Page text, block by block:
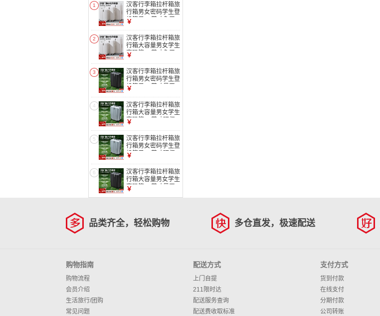
1
汉客行李箱拉杆箱旅
行箱男女密码学生登
机箱子20英寸象牙
￥
2
汉客行李箱拉杆箱旅
行箱大容量男女学生
密码箱24英寸象牙
￥
3
汉客行李箱拉杆箱旅
行箱男女密码学生登
机箱子20英寸墨玉
￥
4
汉客行李箱拉杆箱旅
行箱大容量男女学生
密码箱24英寸环保
￥
5
汉客行李箱拉杆箱旅
行箱男女密码学生登
机箱子20英寸环保
￥
6
汉客行李箱拉杆箱旅
行箱大容量男女学生
密码箱24英寸墨玉
￥
品类齐全，轻松购物 多仓直发，极速配送
购物指南
购物流程
会员介绍
生活旅行/团购
常见问题
配送方式
上门自提
211限时达
配送服务查询
配送费收取标准
支付方式
货到付款
在线支付
分期付款
公司转账